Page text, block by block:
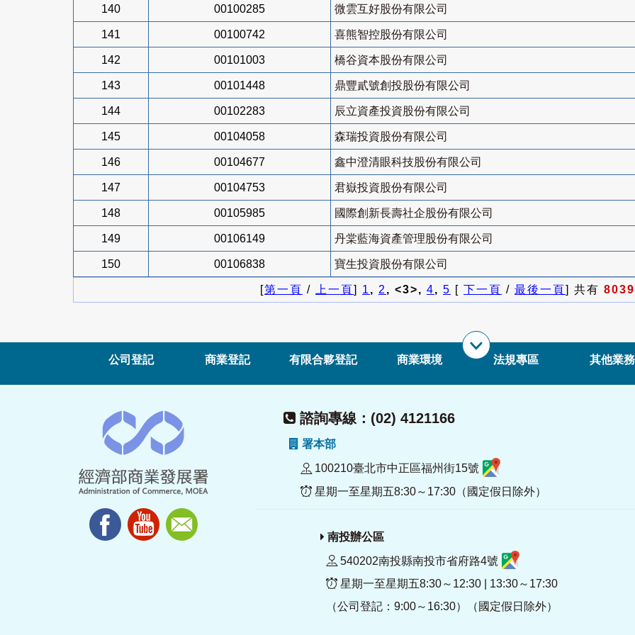
140 00100285 微雲互好股份有限公司
141 00100742 喜熊智控股份有限公司
142 00101003 橋谷資本股份有限公司
143 00101448 鼎豐貳號創投股份有限公司
144 00102283 辰立資產投資股份有限公司
145 00104058 森瑞投資股份有限公司
146 00104677 鑫中澄清眼科技股份有限公司
147 00104753 君嶽投資股份有限公司
148 00105985 國際創新長壽社企股份有限公司
149 00106149 丹棠藍海資產管理股份有限公司
150 00106838 寶生投資股份有限公司
[第一頁 / 上一頁] 1, 2, <3>, 4, 5 [ 下一頁 / 最後一頁] 共有 8039
公司登記 商業登記 有限合夥登記 商業環境 法規專區 其他業務
諮詢專線：(02) 4121166
署本部
100210臺北市中正區福州街15號
星期一至星期五8:30～17:30（國定假日除外）
南投辦公區
540202南投縣南投市省府路4號
星期一至星期五8:30～12:30 | 13:30～17:30
（公司登記：9:00～16:30）（國定假日除外）